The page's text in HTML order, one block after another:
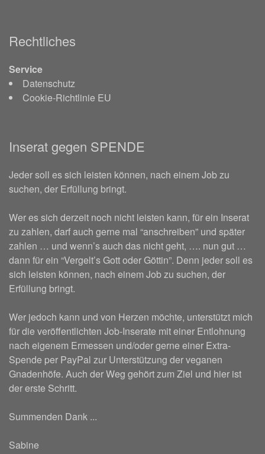
Rechtliches
Service
Datenschutz
Cookie-Richtlinie EU
Inserat gegen SPENDE
Jeder soll es sich leisten können, nach einem Job zu
suchen, der Erfüllung bringt.
Wer es sich derzeit noch nicht leisten kann, für ein Inserat
zu zahlen, darf auch gerne mal “anschreiben” und später
zahlen … und wenn’s auch das nicht geht, …. nun gut …
dann für ein “Vergelt’s Gott oder Göttin”. Denn jeder soll es
sich leisten können, nach einem Job zu suchen, der
Erfüllung bringt.
Wer jedoch kann und von Herzen möchte, unterstützt mich
für die veröffentlichten Job-Inserate mit einer Entlohnung
nach eigenem Ermessen und/oder gerne einer Extra-
Spende per PayPal zur Unterstützung der veganen
Gnadenhöfe. Auch der Weg gehört zum Ziel und hier ist
der erste Schritt.
Summenden Dank ...
Sabine